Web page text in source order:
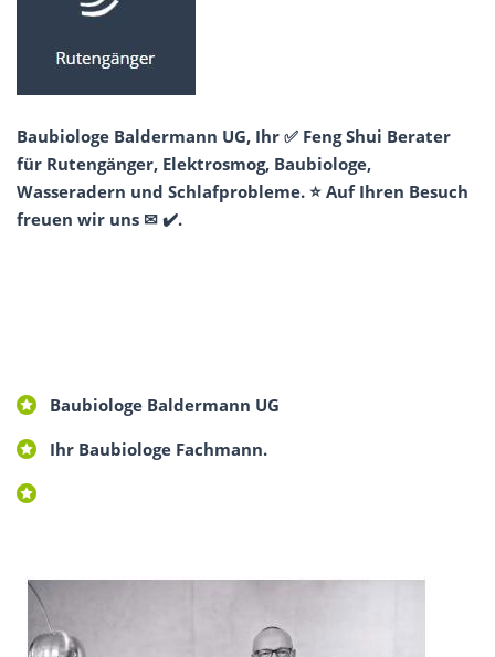
Baubiologe Baldermann UG, Ihr ✅ Feng Shui Berater
für Rutengänger, Elektrosmog, Baubiologe,
Wasseradern und Schlafprobleme. ⭐ Auf Ihren Besuch
freuen wir uns ✉ ✔️.
Baubiologe Baldermann UG
Ihr Baubiologe Fachmann.